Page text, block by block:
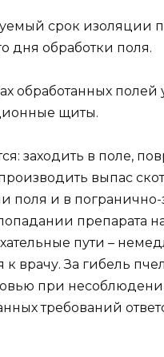
срок изоляции
дня обработки поля.
обработанных полей
щиты.
заходить в поле,
выпас
поля и в
препарата
пути –
к врачу. За гибель
при
требований